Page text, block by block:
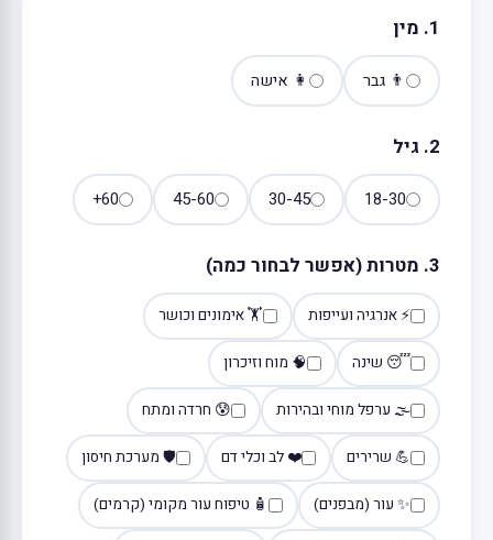
1. מין
👨 גבר 👩 אישה
2. גיל
18-30
30-45
45-60
60+
3. מטרות (אפשר לבחור כמה)
⚡ אנרגיה ועייפות 🏋️ אימונים וכושר
😴 שינה 🧠 מוח וזיכרון
🌫️ ערפל מוחי ובהירות 😰 חרדה ומתח
💪 שרירים ❤️ לב וכלי דם 🛡️ מערכת חיסון
✨ עור (מבפנים) 🧴 טיפוח עור מקומי (קרמים)